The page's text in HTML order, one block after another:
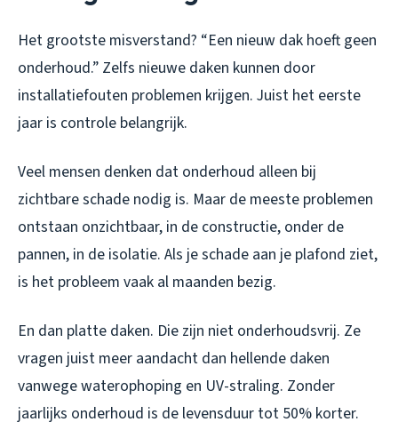
Het grootste misverstand? “Een nieuw dak hoeft geen
onderhoud.” Zelfs nieuwe daken kunnen door
installatiefouten problemen krijgen. Juist het eerste
jaar is controle belangrijk.
Veel mensen denken dat onderhoud alleen bij
zichtbare schade nodig is. Maar de meeste problemen
ontstaan onzichtbaar, in de constructie, onder de
pannen, in de isolatie. Als je schade aan je plafond ziet,
is het probleem vaak al maanden bezig.
En dan platte daken. Die zijn niet onderhoudsvrij. Ze
vragen juist meer aandacht dan hellende daken
vanwege waterophoping en UV-straling. Zonder
jaarlijks onderhoud is de levensduur tot 50% korter.